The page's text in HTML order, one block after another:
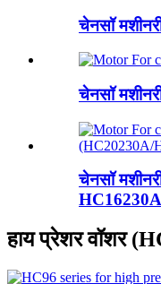
चेनसॉ
चेनसॉ
चेनसॉ
हाय प्रेशर वॉशर